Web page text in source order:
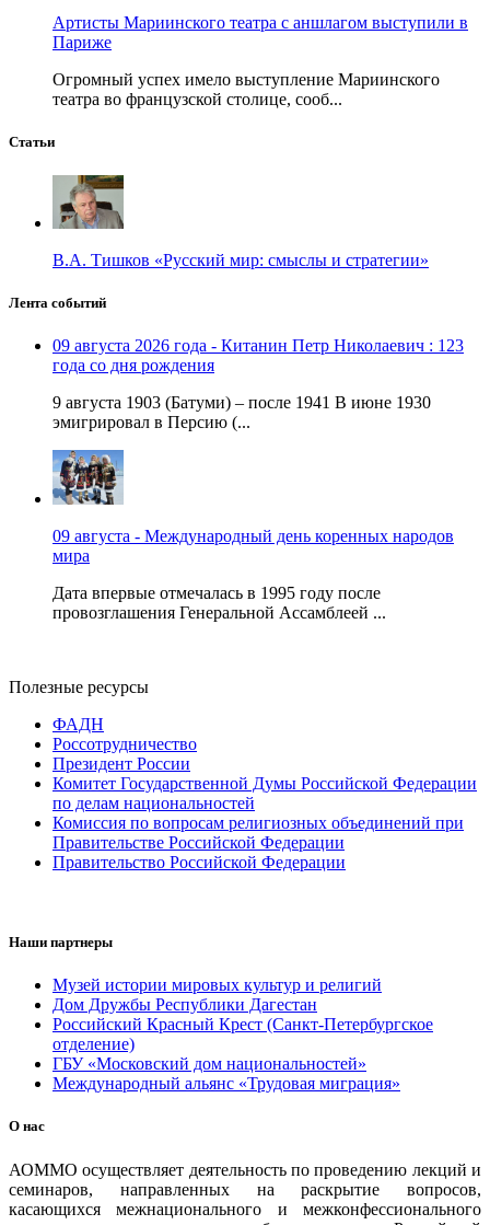
Артисты Мариинского театра с аншлагом выступили в
Париже
Огромный успех имело выступление Мариинского
театра во французской столице, сооб...
Статьи
В.А. Тишков «Русский мир: смыслы и стратегии»
Лента событий
09 августа 2026 года - Китанин Петр Николаевич : 123
года со дня рождения
9 августа 1903 (Батуми) – после 1941 В июне 1930
эмигрировал в Персию (...
09 августа - Международный день коренных народов
мира
Дата впервые отмечалась в 1995 году после
провозглашения Генеральной Ассамблеей ...
Полезные ресурсы
ФАДН
Россотрудничество
Президент России
Комитет Государственной Думы Российской Федерации
по делам национальностей
Комиссия по вопросам религиозных объединений при
Правительстве Российской Федерации
Правительство Российской Федерации
Наши партнеры
Музей истории мировых культур и религий
Дом Дружбы Республики Дагестан
Российский Красный Крест (Санкт-Петербургское
отделение)
ГБУ «Московский дом национальностей»
Международный альянс «Трудовая миграция»
О нас
АОММО осуществляет деятельность по проведению лекций и
семинаров, направленных на раскрытие вопросов,
касающихся межнационального и межконфессионального